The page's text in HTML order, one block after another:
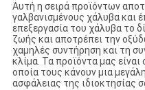
Αυτή η σειρά προϊόντων
γαλβανισμένους χάλυβα και
επεξεργασία του χάλυβα το
ζωής και αποτρέπει την
χαμηλές συντήρηση και τη
κλίμα. Τα προϊόντα μας
οποία τους κάνουν μια
ασφάλειας της ιδιοκτησίας